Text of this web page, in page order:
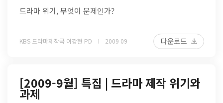
드라마 위기, 무엇이 문제인가?
KBS 드라마제작국 이강현 PD 2009 09 다운로드
[2009-9월] 특집 | 드라마 제작 위기와
과제